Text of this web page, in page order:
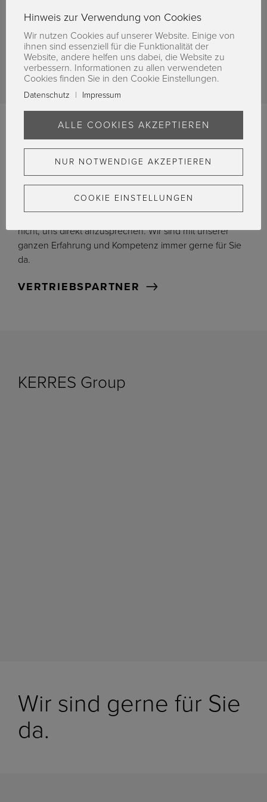
Anfragen
Ansprech­partner
Wenn wir Ihnen irgendwie weiterhelfen können, sei es
nicht, uns direkt anzusprechen. Wir sind mit unserer
ganzen Erfahrung und Kompetenz immer gerne für Sie
da.
VERTRIEBSPARTNER
KERRES Group
Wir sind gerne für Sie
da.
Hinweis zur Verwendung von Cookies
Wir nutzen Cookies auf unserer Website. Einige von
ihnen sind essenziell für die Funktionalität der
Website, andere helfen uns dabei, die Website zu
verbessern. Informationen zu allen verwendeten
Cookies finden Sie in den Cookie Einstellungen.
Datenschutz | Impressum
ALLE COOKIES AKZEPTIEREN
NUR NOTWENDIGE AKZEPTIEREN
COOKIE EINSTELLUNGEN